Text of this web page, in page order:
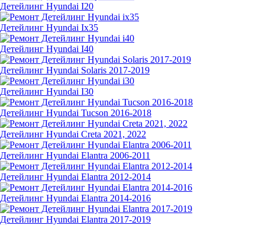
Детейлинг Hyundai I20
Детейлинг Hyundai Ix35
Детейлинг Hyundai I40
Детейлинг Hyundai Solaris 2017-2019
Детейлинг Hyundai I30
Детейлинг Hyundai Tucson 2016-2018
Детейлинг Hyundai Creta 2021, 2022
Детейлинг Hyundai Elantra 2006-2011
Детейлинг Hyundai Elantra 2012-2014
Детейлинг Hyundai Elantra 2014-2016
Детейлинг Hyundai Elantra 2017-2019